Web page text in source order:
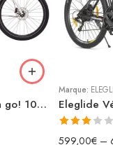
Electra Townie path go! 10d eq step-thru
Marque:
Note
599,00€ –
29"x19"